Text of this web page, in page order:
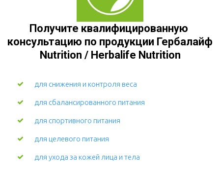
Получите квалифицированную
консультацию по продукции Гербалайф
Nutrition / Herbalife Nutrition
для снижения и контроля веса
для сбалансированного питания
для спортивного питания
для целевого питания
для ухода за кожей лица и тела